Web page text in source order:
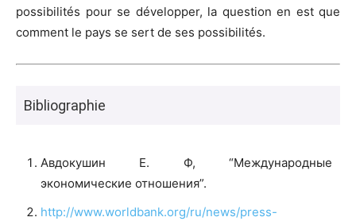
possibilités pour se développer, la question en est que
comment le pays se sert de ses possibilités.
Bibliographie
Авдокушин Е. Ф, “Международные
экономические отношения”.
http://www.worldbank.org/ru/news/press-